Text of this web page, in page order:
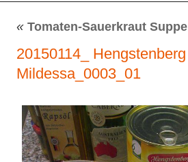
« Tomaten-Sauerkraut Suppe
20150114_ Hengstenberg
Mildessa_0003_01